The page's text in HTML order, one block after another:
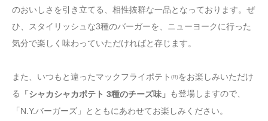
のおいしさを引き立てる、相性抜群な一品となっております。ぜ
ひ、スタイリッシュな3種のバーガーを、ニューヨークに行った
気分で楽しく味わっていただければと存じます。
また、いつもと違ったマックフライポテト (R) をお楽しみいただけ
る
「シャカシャカポテト 3種のチーズ味」 も登場しますので、
「N.Y.バーガーズ」とともにあわせてお楽しみください。